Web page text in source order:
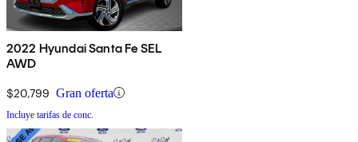
2022 Hyundai Santa Fe SEL
AWD
$20,799 Gran oferta
Incluye tarifas de conc.